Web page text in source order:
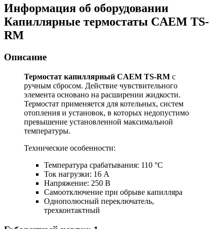
Информация об оборудовании
Капиллярные термостаты CAEM TS-
RM
Описание
Термостат капиллярный CAEM TS-RM с
ручным сбросом. Действие чувствительного
элемента основано на расширении жидкости.
Термостат применяется для котельных, систем
отопления и установок, в которых недопустимо
превышение установленной максимальной
температуры.
Технические особенности:
Температура срабатывания: 110 °C
Ток нагрузки: 16 А
Напряжение: 250 В
Самоотключение при обрыве капилляра
Однополюсный переключатель,
трехконтактный